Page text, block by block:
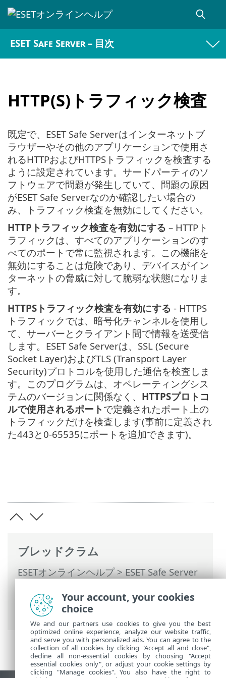
ESET Safe Server – 目次
HTTP(S)トラフィック検査
ブレッドクラム
ESETオンラインヘルプ>ESET Safe Server
>Webアクセス保護> HTTP(S)トラフィ
ック検査
既定で、ESET Safe Serverはインターネットブ
ラウザーやその他のアプリケーションで使用さ
れるHTTPおよびHTTPSトラフィックを検査する
ように設定されています。サードパーティのソ
フトウェアで問題が発生していて、問題の原因
がESET Safe Serverなのか確認したい場合の
み、トラフィック検査を無効にしてください。
HTTPトラフィック検査を有効にする – HTTPト
ラフィックは、すべてのアプリケーションのす
べてのポートで常に監視されます。この機能を
無効にすることは危険であり、デバイスがイン
ターネットの脅威に対して脆弱な状態になりま
す。
HTTPSトラフィック検査を有効にする - HTTPS
トラフィックでは、暗号化チャンネルを使用し
て、サーバーとクライアント間で情報を送受信
します。ESET Safe Serverは、SSL (Secure
Socket Layer)およびTLS (Transport Layer
Security)プロトコルを使用した通信を検査しま
す。このプログラムは、オペレーティングシス
テムのバージョンに関係なく、 HTTPSプロトコ
ルで使用されるポートで定義されたポート上の
トラフィックだけを検査します(事前に定義され
た443と0-65535にポートを追加できます)。
Your account, your cookies
choice
We and our partners use cookies to give you the best
optimized online experience, analyze our website traffic,
and serve you with personalized ads. You can agree to the
collection of all cookies by clicking "Accept all and close",
decline all non-essential cookies by choosing "Accept
essential cookies only", or adjust your cookie settings by
clicking "Manage cookies". You also have the right to